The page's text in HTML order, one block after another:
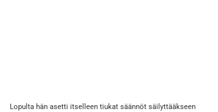
Lopulta hän asetti itselleen tiukat säännöt säilyttääkseen